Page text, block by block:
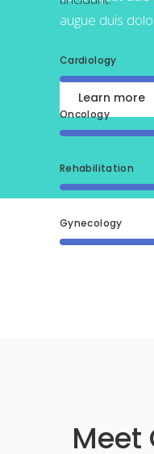
Learn more
augue duis
Learn more
Cardiology
Oncology
Rehabilitation
Gynecology
Meet